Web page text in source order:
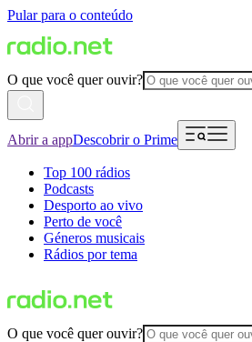
Pular para o conteúdo
O que você quer ouvir?
Abrir a appDescobrir o Prime
Top 100 rádios
Podcasts
Desporto ao vivo
Perto de você
Géneros musicais
Rádios por tema
O que você quer ouvir?